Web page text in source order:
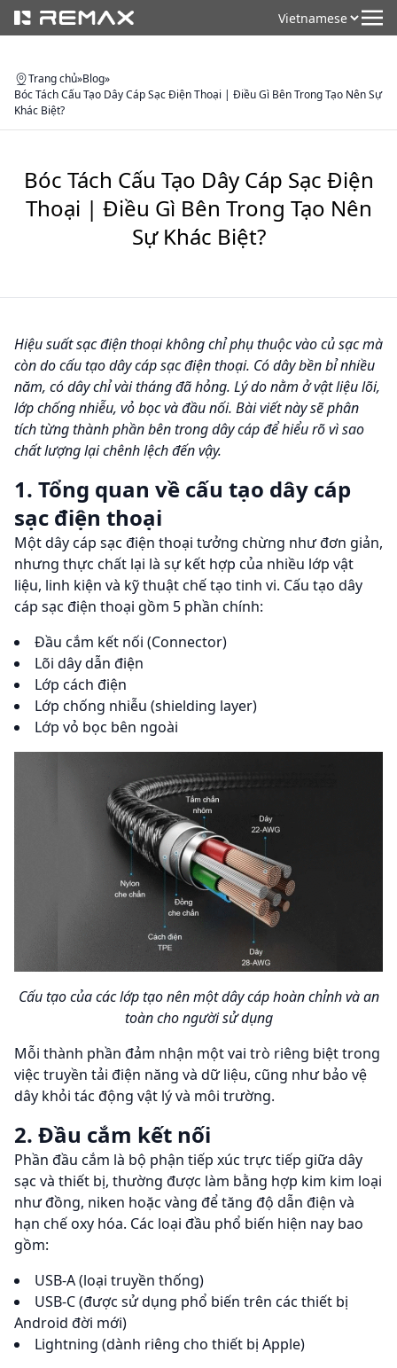
Trang chủ»Blog»
Bóc Tách Cấu Tạo Dây Cáp Sạc Điện Thoại | Điều Gì Bên Trong Tạo Nên Sự
Khác Biệt?
Bóc Tách Cấu Tạo Dây Cáp Sạc Điện
Thoại | Điều Gì Bên Trong Tạo Nên
Sự Khác Biệt?
Hiệu suất sạc điện thoại không chỉ phụ thuộc vào củ sạc mà
còn do cấu tạo dây cáp sạc điện thoại. Có dây bền bỉ nhiều
năm, có dây chỉ vài tháng đã hỏng. Lý do nằm ở vật liệu lõi,
lớp chống nhiễu, vỏ bọc và đầu nối. Bài viết này sẽ phân
tích từng thành phần bên trong dây cáp để hiểu rõ vì sao
chất lượng lại chênh lệch đến vậy.
1. Tổng quan về cấu tạo dây cáp
sạc điện thoại
Một dây cáp sạc điện thoại tưởng chừng như đơn giản,
nhưng thực chất lại là sự kết hợp của nhiều lớp vật
liệu, linh kiện và kỹ thuật chế tạo tinh vi. Cấu tạo dây
cáp sạc điện thoại gồm 5 phần chính:
Đầu cắm kết nối (Connector)
Lõi dây dẫn điện
Lớp cách điện
Lớp chống nhiễu (shielding layer)
Lớp vỏ bọc bên ngoài
Cấu tạo của các lớp tạo nên một dây cáp hoàn chỉnh và an
toàn cho người sử dụng
Mỗi thành phần đảm nhận một vai trò riêng biệt trong
việc truyền tải điện năng và dữ liệu, cũng như bảo vệ
dây khỏi tác động vật lý và môi trường.
2. Đầu cắm kết nối
Phần đầu cắm là bộ phận tiếp xúc trực tiếp giữa dây
sạc và thiết bị, thường được làm bằng hợp kim kim loại
như đồng, niken hoặc vàng để tăng độ dẫn điện và
hạn chế oxy hóa. Các loại đầu phổ biến hiện nay bao
gồm:
USB-A (loại truyền thống)
USB-C (được sử dụng phổ biến trên các thiết bị
Android đời mới)
Lightning (dành riêng cho thiết bị Apple)